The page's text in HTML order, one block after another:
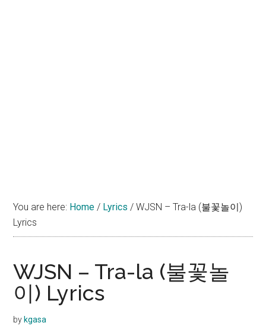
You are here: Home / Lyrics / WJSN – Tra-la (불꽃놀이)
Lyrics
WJSN – Tra-la (불꽃놀
이) Lyrics
by kgasa